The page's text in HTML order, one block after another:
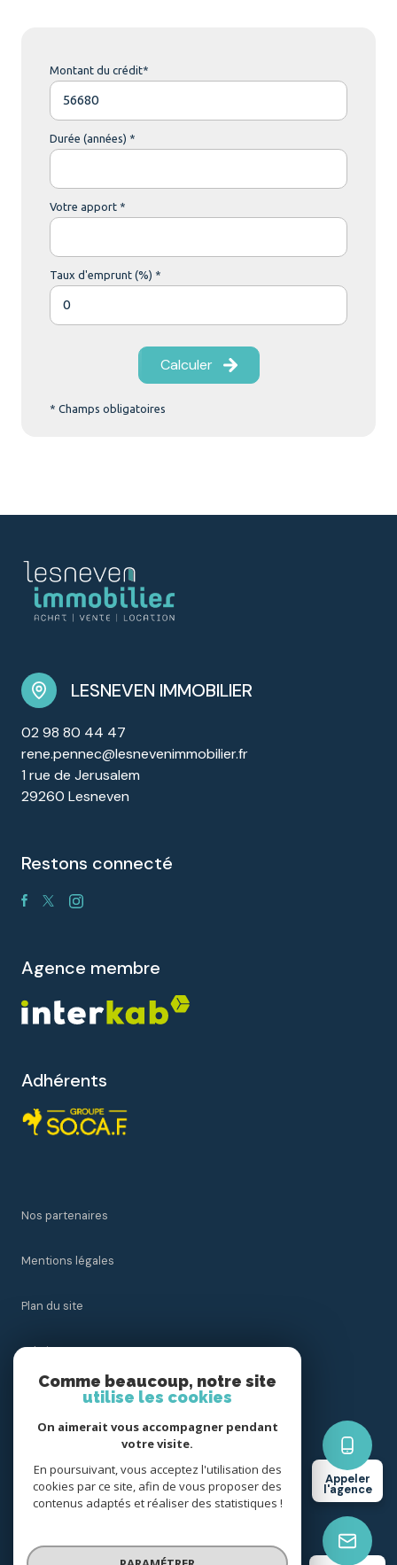
Appeler
l'agence
Montant du crédit*
Durée (années) *
Votre apport *
Taux d'emprunt (%) *
Calculer
* Champs obligatoires
LESNEVEN IMMOBILIER
02 98 80 44 47
rene.pennec@lesnevenimmobilier.fr
1 rue de Jerusalem
29260 Lesneven
restons connecté
agence membre
Adhérents
Nos partenaires
Mentions légales
Plan du site
Admin
Nos honoraires
Cookies
© 2026 | Tous droits réservés
Comme beaucoup, notre site
utilise les cookies
On aimerait vous accompagner pendant
votre visite.
En poursuivant, vous acceptez l'utilisation des
cookies par ce site, afin de vous proposer des
contenus adaptés et réaliser des statistiques !